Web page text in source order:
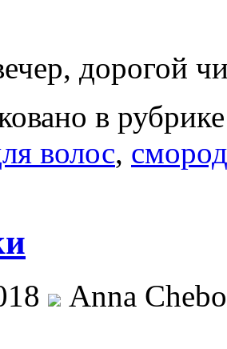
дорогой
в
волос,
Anna